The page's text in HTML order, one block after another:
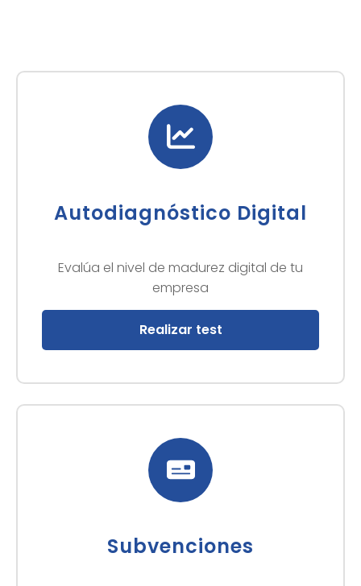
Autodiagnóstico Digital
Evalúa el nivel de madurez digital de tu
empresa
Realizar test
Subvenciones